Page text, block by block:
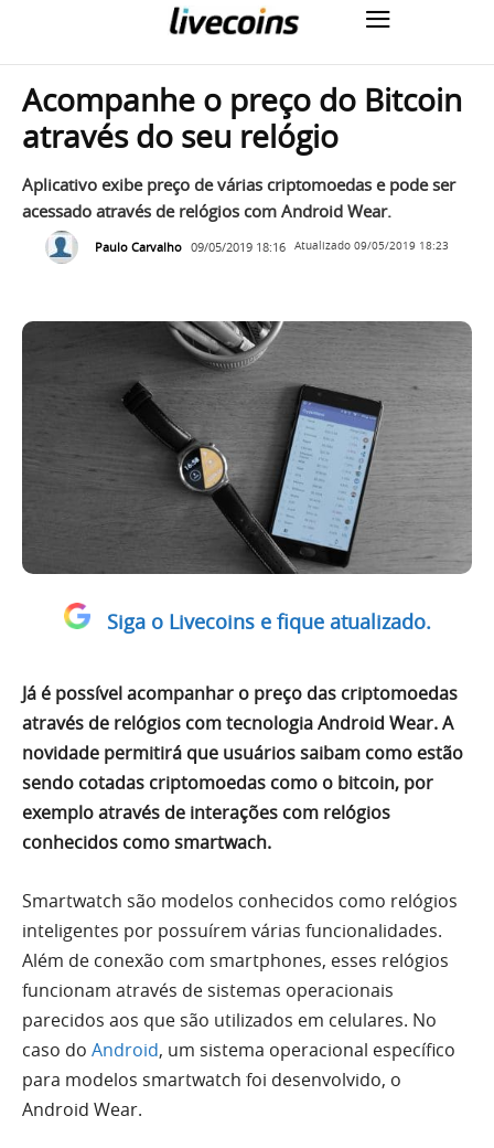
Acompanhe o preço do Bitcoin
através do seu relógio
Aplicativo exibe preço de várias criptomoedas e pode ser
acessado através de relógios com Android Wear.
Paulo Carvalho 09/05/2019 18:16 Atualizado 09/05/2019 18:23
Siga o Livecoins e fique atualizado.
Já é possível acompanhar o preço das criptomoedas
através de relógios com tecnologia Android Wear. A
novidade permitirá que usuários saibam como estão
sendo cotadas criptomoedas como o bitcoin, por
exemplo através de interações com relógios
conhecidos como smartwach.
Smartwatch são modelos conhecidos como relógios
inteligentes por possuírem várias funcionalidades.
Além de conexão com smartphones, esses relógios
funcionam através de sistemas operacionais
parecidos aos que são utilizados em celulares. No
caso do Android, um sistema operacional específico
para modelos smartwatch foi desenvolvido, o
Android Wear.